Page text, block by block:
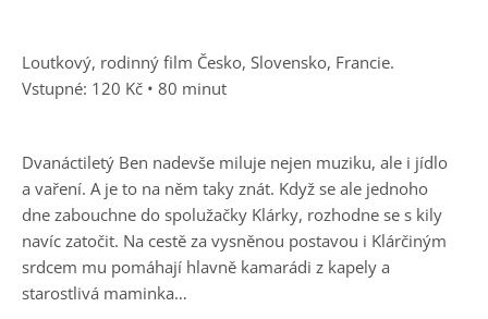
Loutkový, rodinný film Česko, Slovensko, Francie.
Vstupné: 120 Kč • 80 minut
Dvanáctiletý Ben nadevše miluje nejen muziku, ale i jídlo
a vaření. A je to na něm taky znát. Když se ale jednoho
dne zabouchne do spolužačky Klárky, rozhodne se s kily
navíc zatočit. Na cestě za vysněnou postavou i Klárčiným
srdcem mu pomáhají hlavně kamarádi z kapely a
starostlivá maminka…